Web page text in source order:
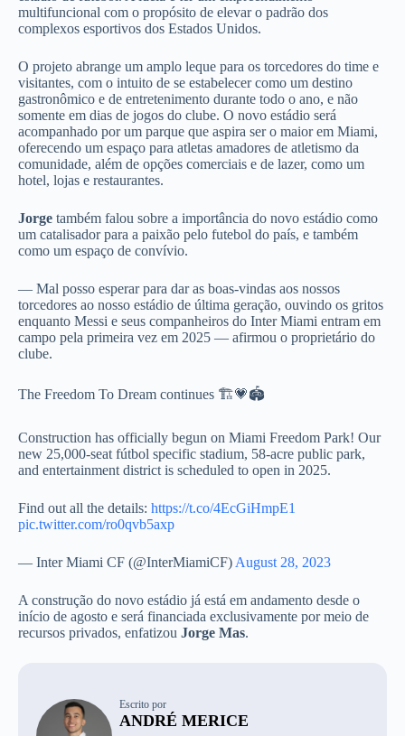
multifuncional com o propósito de elevar o padrão dos
complexos esportivos dos Estados Unidos.
O projeto abrange um amplo leque para os torcedores do time e
visitantes, com o intuito de se estabelecer como um destino
gastronômico e de entretenimento durante todo o ano, e não
somente em dias de jogos do clube. O novo estádio será
acompanhado por um parque que aspira ser o maior em Miami,
oferecendo um espaço para atletas amadores de atletismo da
comunidade, além de opções comerciais e de lazer, como um
hotel, lojas e restaurantes.
Jorge também falou sobre a importância do novo estádio como
um catalisador para a paixão pelo futebol do país, e também
como um espaço de convívio.
— Mal posso esperar para dar as boas-vindas aos nossos
torcedores ao nosso estádio de última geração, ouvindo os gritos
enquanto Messi e seus companheiros do Inter Miami entram em
campo pela primeira vez em 2025 — afirmou o proprietário do
clube.
The Freedom To Dream continues 🏗️💗🏟️
Construction has officially begun on Miami Freedom Park! Our
new 25,000-seat fútbol specific stadium, 58-acre public park,
and entertainment district is scheduled to open in 2025.
Find out all the details: https://t.co/4EcGiHmpE1
pic.twitter.com/ro0qvb5axp
— Inter Miami CF (@InterMiamiCF) August 28, 2023
A construção do novo estádio já está em andamento desde o
início de agosto e será financiada exclusivamente por meio de
recursos privados, enfatizou Jorge Mas.
Escrito por
ANDRÉ MERICE